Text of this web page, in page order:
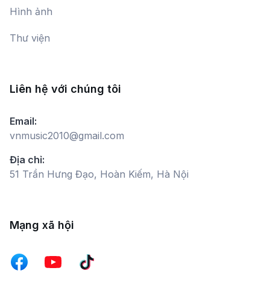
Hình ảnh
Thư viện
Liên hệ với chúng tôi
Email:
vnmusic2010@gmail.com
Địa chỉ:
51 Trần Hưng Đạo, Hoàn Kiếm, Hà Nội
Mạng xã hội